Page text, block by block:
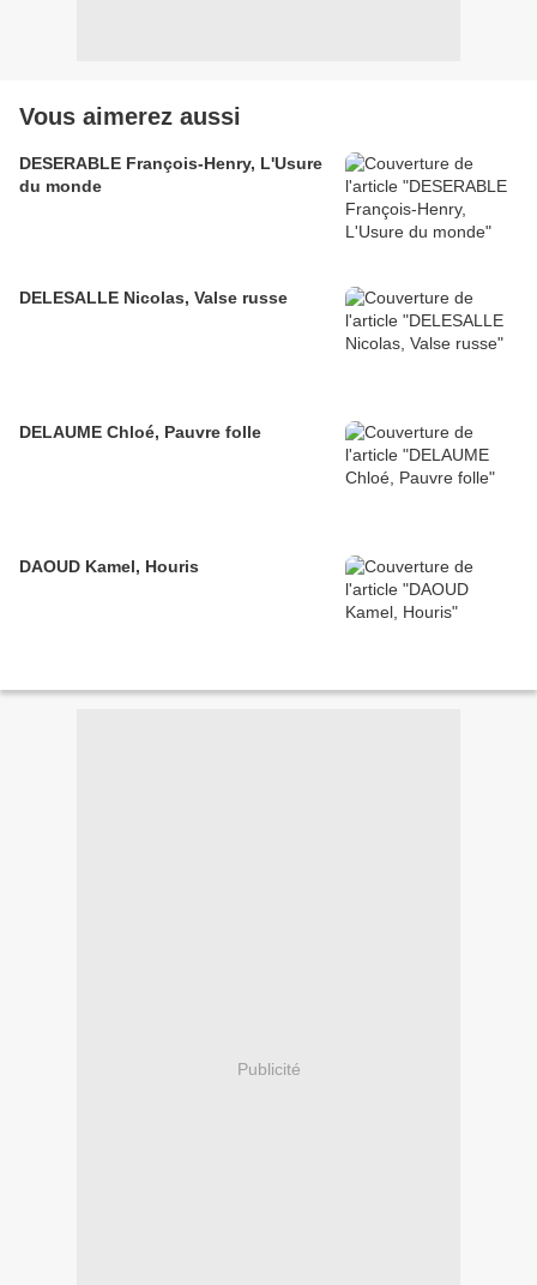
Vous aimerez aussi
DESERABLE François-Henry, L'Usure
du monde
DELESALLE Nicolas, Valse russe
DELAUME Chloé, Pauvre folle
DAOUD Kamel, Houris
Publicité